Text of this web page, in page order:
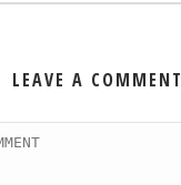
LEAVE A COMMENT